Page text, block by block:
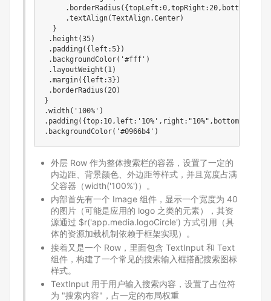
     .textAlign(TextAlign.Center)
  }
.height(35)
.padding({left:5})
.backgroundColor('#fff')
.layoutWeight(1)
.margin({left:3})
.borderRadius(20)
}
.width('100%')
.padding({top:10,left:'10%',right:"10%",bottom:10})
外层 Row 作为整体搜索栏的容器，设置了一定的
内边距、背景颜色、外边距等样式，并且宽度占满
父容器（width('100%')）。
内部首先有一个 Image 组件，显示一个宽度为 40
的图片（可能是应用的 logo 之类的元素），其资
源通过 $r('app.media.logoCircle') 方式引用（具
体的资源加载机制依赖于框架实现）。
接着又是一个 Row，里面包含 TextInput 和 Text
组件，构建了一个常见的搜索输入框搭配搜索图标
样式。
TextInput 用于用户输入搜索内容，设置了占位符
为 "搜索内容"，占一定的布局权重